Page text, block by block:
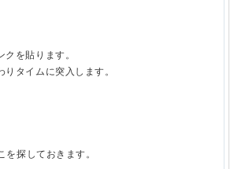
を貼ります。
タイムに突入します。
探しておきます。